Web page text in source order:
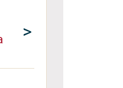
>